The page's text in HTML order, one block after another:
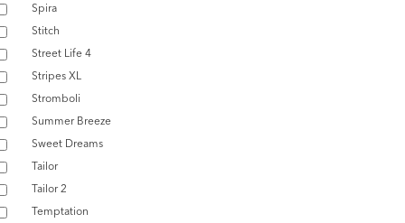
Spira
Stitch
Street Life 4
Stripes XL
Stromboli
Summer Breeze
Sweet Dreams
Tailor
Tailor 2
Temptation